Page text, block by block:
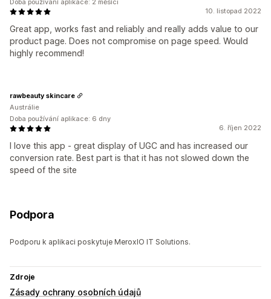
10. listopad 2022
Great app, works fast and reliably and really adds value to our
product page. Does not compromise on page speed. Would
highly recommend!
Doba používání aplikace: 2 měsíci
6. říjen 2022
I love this app - great display of UGC and has increased our
conversion rate. Best part is that it has not slowed down the
speed of the site
rawbeauty skincare
Austrálie
Doba používání aplikace: 6 dny
Podpora
Podporu k aplikaci poskytuje MeroxIO IT Solutions.
Zdroje
Zásady ochrany osobních údajů